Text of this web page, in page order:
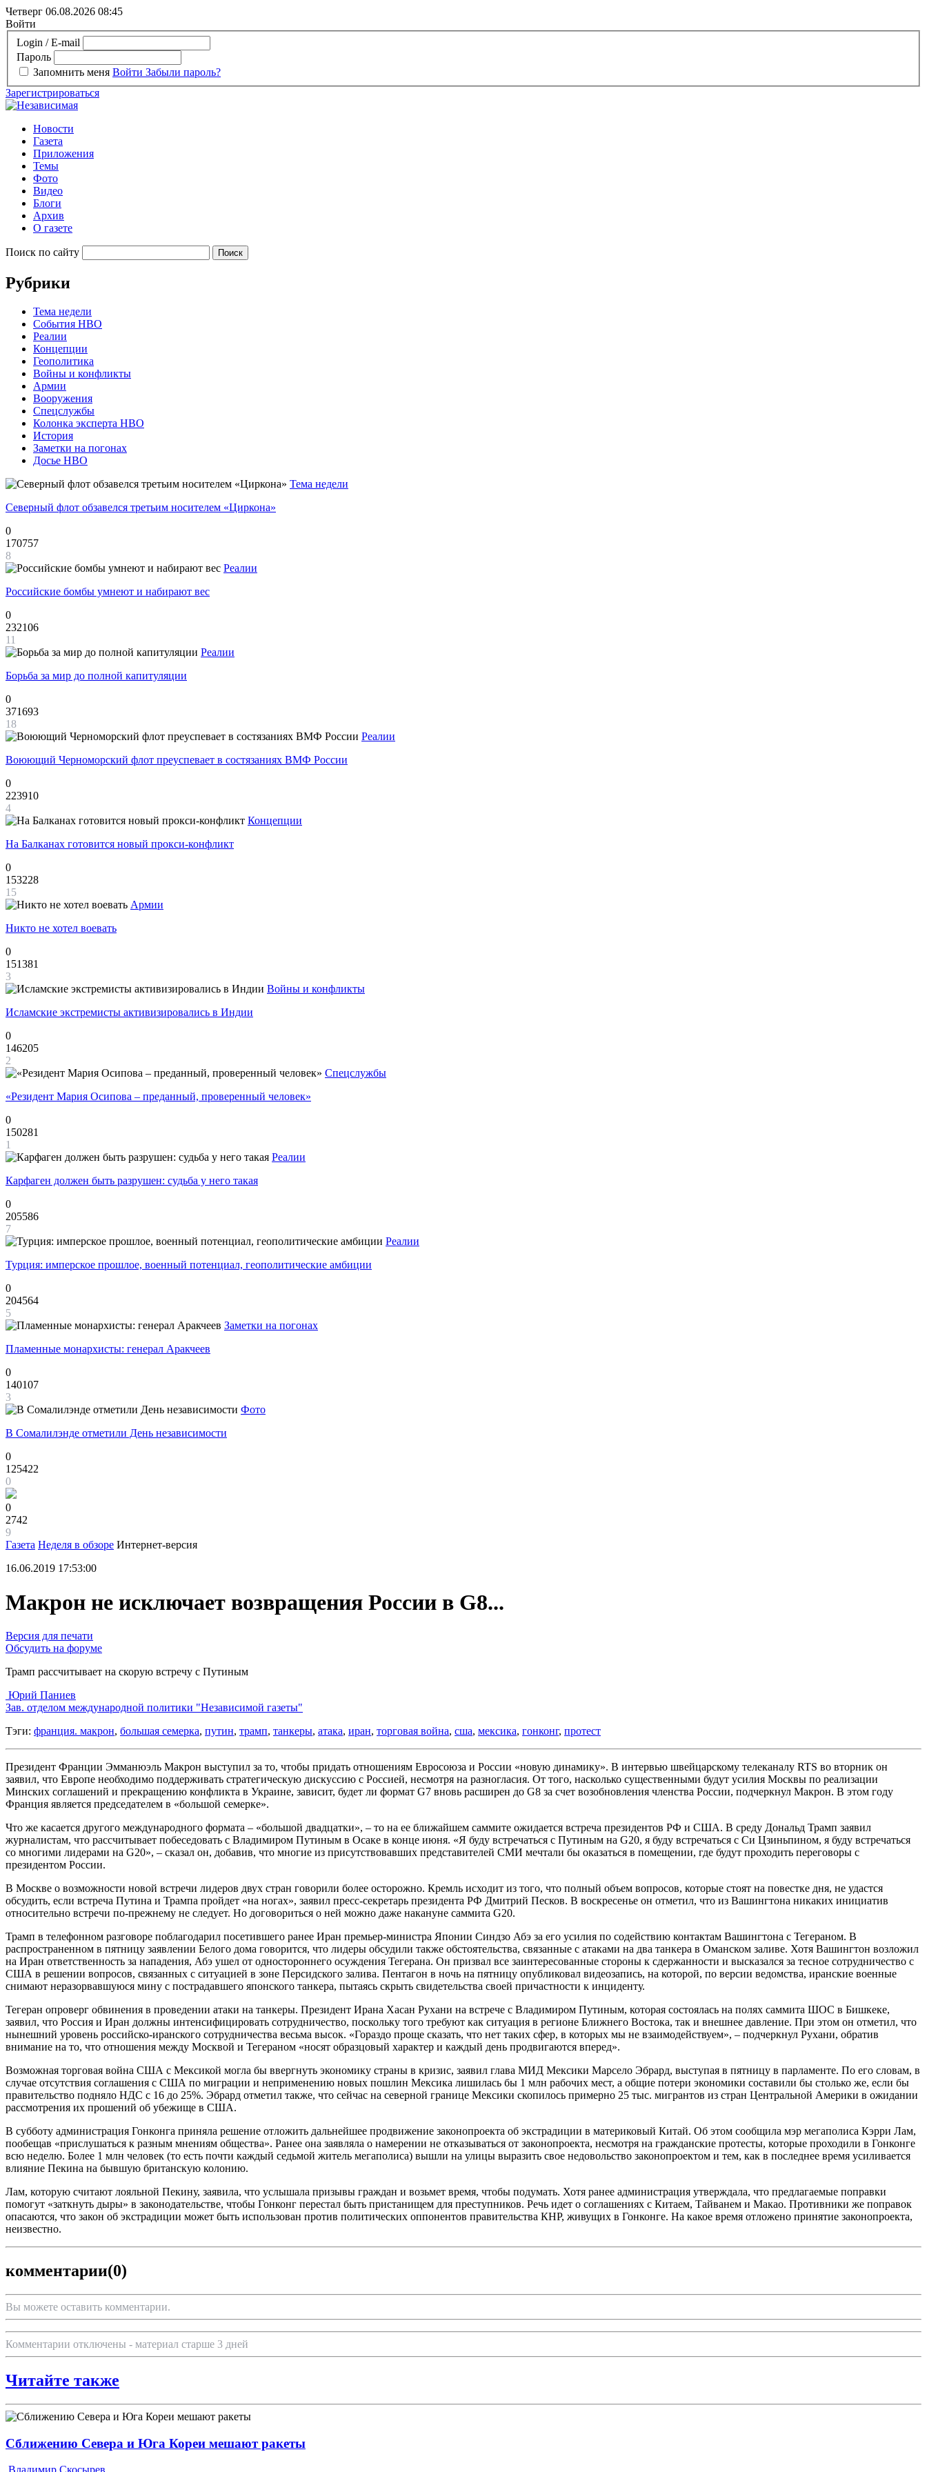
Четверг 06.08.2026 08:45
Войти
Login / E-mail
Пароль
Запомнить меня Войти Забыли пароль?
Зарегистрироваться
Новости
Газета
Приложения
Темы
Фото
Видео
Блоги
Архив
О газете
Поиск по сайту
Рубрики
Тема недели
События НВО
Реалии
Концепции
Геополитика
Войны и конфликты
Армии
Вооружения
Спецслужбы
Колонка эксперта НВО
История
Заметки на погонах
Досье НВО
Тема недели
Северный флот обзавелся третьим носителем «Циркона»
0
170757
8
Реалии
Российские бомбы умнеют и набирают вес
0
232106
11
Реалии
Борьба за мир до полной капитуляции
0
371693
18
Реалии
Воюющий Черноморский флот преуспевает в состязаниях ВМФ России
0
223910
4
Концепции
На Балканах готовится новый прокси-конфликт
0
153228
15
Армии
Никто не хотел воевать
0
151381
3
Войны и конфликты
Исламские экстремисты активизировались в Индии
0
146205
2
Спецслужбы
«Резидент Мария Осипова – преданный, проверенный человек»
0
150281
1
Реалии
Карфаген должен быть разрушен: судьба у него такая
0
205586
7
Реалии
Турция: имперское прошлое, военный потенциал, геополитические амбиции
0
204564
5
Заметки на погонах
Пламенные монархисты: генерал Аракчеев
0
140107
3
Фото
В Сомалилэнде отметили День независимости
0
125422
0
0
2742
9
Газета Неделя в обзоре Интернет-версия
16.06.2019 17:53:00
Макрон не исключает возвращения России в G8...
Версия для печати
Обсудить на форуме
Трамп рассчитывает на скорую встречу с Путиным
Юрий Паниев
Зав. отделом международной политики "Независимой газеты"
Тэги: франция. макрон, большая семерка, путин, трамп, танкеры, атака, иран, торговая война, сша, мексика, гонконг, протест
Президент Франции Эмманюэль Макрон выступил за то, чтобы придать отношениям Евросоюза и России «новую динамику». В интервью швейцарскому телеканалу RTS во вторник он
заявил, что Европе необходимо поддерживать стратегическую дискуссию с Россией, несмотря на разногласия. От того, насколько существенными будут усилия Москвы по реализации
Минских соглашений и прекращению конфликта в Украине, зависит, будет ли формат G7 вновь расширен до G8 за счет возобновления членства России, подчеркнул Макрон. В этом году
Франция является председателем в «большой семерке».
Что же касается другого международного формата – «большой двадцатки», – то на ее ближайшем саммите ожидается встреча президентов РФ и США. В среду Дональд Трамп заявил
журналистам, что рассчитывает побеседовать с Владимиром Путиным в Осаке в конце июня. «Я буду встречаться с Путиным на G20, я буду встречаться с Си Цзиньпином, я буду встречаться
со многими лидерами на G20», – сказал он, добавив, что многие из присутствовавших представителей СМИ мечтали бы оказаться в помещении, где будут проходить переговоры с
президентом России.
В Москве о возможности новой встречи лидеров двух стран говорили более осторожно. Кремль исходит из того, что полный объем вопросов, которые стоят на повестке дня, не удастся
обсудить, если встреча Путина и Трампа пройдет «на ногах», заявил пресс-секретарь президента РФ Дмитрий Песков. В воскресенье он отметил, что из Вашингтона никаких инициатив
относительно встречи по-прежнему не следует. Но договориться о ней можно даже накануне саммита G20.
Трамп в телефонном разговоре поблагодарил посетившего ранее Иран премьер-министра Японии Синдзо Абэ за его усилия по содействию контактам Вашингтона с Тегераном. В
распространенном в пятницу заявлении Белого дома говорится, что лидеры обсудили также обстоятельства, связанные с атаками на два танкера в Оманском заливе. Хотя Вашингтон возложил
на Иран ответственность за нападения, Абэ ушел от одностороннего осуждения Тегерана. Он призвал все заинтересованные стороны к сдержанности и высказался за тесное сотрудничество с
США в решении вопросов, связанных с ситуацией в зоне Персидского залива. Пентагон в ночь на пятницу опубликовал видеозапись, на которой, по версии ведомства, иранские военные
снимают неразорвавшуюся мину с пострадавшего японского танкера, пытаясь скрыть свидетельства своей причастности к инциденту.
Тегеран опроверг обвинения в проведении атаки на танкеры. Президент Ирана Хасан Рухани на встрече с Владимиром Путиным, которая состоялась на полях саммита ШОС в Бишкеке,
заявил, что Россия и Иран должны интенсифицировать сотрудничество, поскольку того требуют как ситуация в регионе Ближнего Востока, так и внешнее давление. При этом он отметил, что
нынешний уровень российско-иранского сотрудничества весьма высок. «Гораздо проще сказать, что нет таких сфер, в которых мы не взаимодействуем», – подчеркнул Рухани, обратив
внимание на то, что отношения между Москвой и Тегераном «носят образцовый характер и каждый день продвигаются вперед».
Возможная торговая война США с Мексикой могла бы ввергнуть экономику страны в кризис, заявил глава МИД Мексики Марсело Эбрард, выступая в пятницу в парламенте. По его словам, в
случае отсутствия соглашения с США по миграции и неприменению новых пошлин Мексика лишилась бы 1 млн рабочих мест, а общие потери экономики составили бы столько же, если бы
правительство подняло НДС с 16 до 25%. Эбрард отметил также, что сейчас на северной границе Мексики скопилось примерно 25 тыс. мигрантов из стран Центральной Америки в ожидании
рассмотрения их прошений об убежище в США.
В субботу администрация Гонконга приняла решение отложить дальнейшее продвижение законопроекта об экстрадиции в материковый Китай. Об этом сообщила мэр мегаполиса Кэрри Лам,
пообещав «прислушаться к разным мнениям общества». Ранее она заявляла о намерении не отказываться от законопроекта, несмотря на гражданские протесты, которые проходили в Гонконге
всю неделю. Более 1 млн человек (то есть почти каждый седьмой житель мегаполиса) вышли на улицы выразить свое недовольство законопроектом и тем, как в последнее время усиливается
влияние Пекина на бывшую британскую колонию.
Лам, которую считают лояльной Пекину, заявила, что услышала призывы граждан и возьмет время, чтобы подумать. Хотя ранее администрация утверждала, что предлагаемые поправки
помогут «заткнуть дыры» в законодательстве, чтобы Гонконг перестал быть пристанищем для преступников. Речь идет о соглашениях с Китаем, Тайванем и Макао. Противники же поправок
опасаются, что закон об экстрадиции может быть использован против политических оппонентов правительства КНР, живущих в Гонконге. На какое время отложено принятие законопроекта,
неизвестно.
комментарии(0)
Вы можете оставить комментарии.
Комментарии отключены - материал старше 3 дней
Читайте также
Сближению Севера и Юга Кореи мешают ракеты